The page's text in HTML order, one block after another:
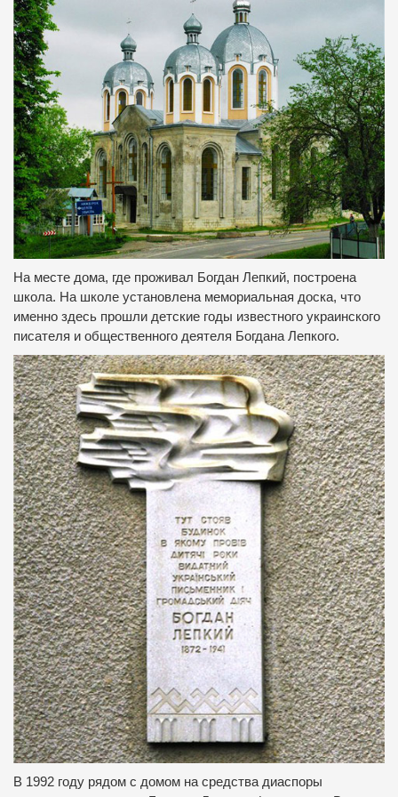
На месте дома, где проживал Богдан Лепкий, построена
школа. На школе установлена ​​мемориальная доска, что
именно здесь прошли детские годы известного украинского
писателя и общественного деятеля Богдана Лепкого.
В 1992 году рядом с домом на средства диаспоры